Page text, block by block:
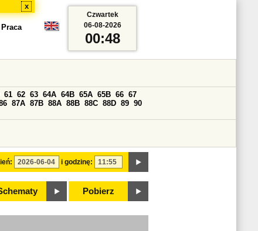
x
Praca
i godzinę:
61 62 63 64A 64B 65A 65B 66 67
87A 87B 88A 88B 88C 88D 89 90
Pobierz
Czwartek
06-08-2026
00:48